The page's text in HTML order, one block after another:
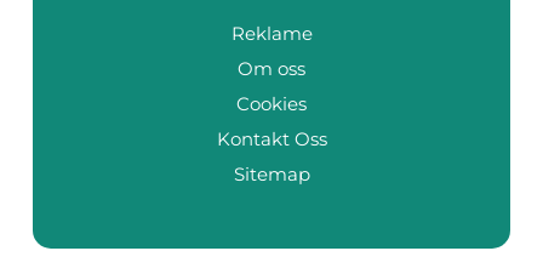
Reklame
Om oss
Cookies
Kontakt Oss
Sitemap